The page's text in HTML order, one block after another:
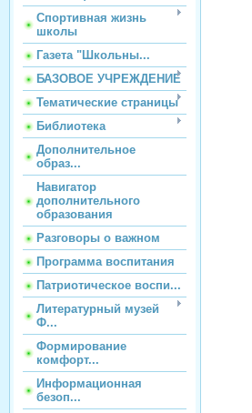
Спортивная жизнь
школы
Газета "Школьны...
БАЗОВОЕ УЧРЕЖДЕНИЕ
Тематические страницы
Библиотека
Дополнительное
образ...
Навигатор
дополнительного
образования
Разговоры о важном
Программа воспитания
Патриотическое воспи...
Литературный музей
Ф...
Формирование
комфорт...
Информационная
безоп...